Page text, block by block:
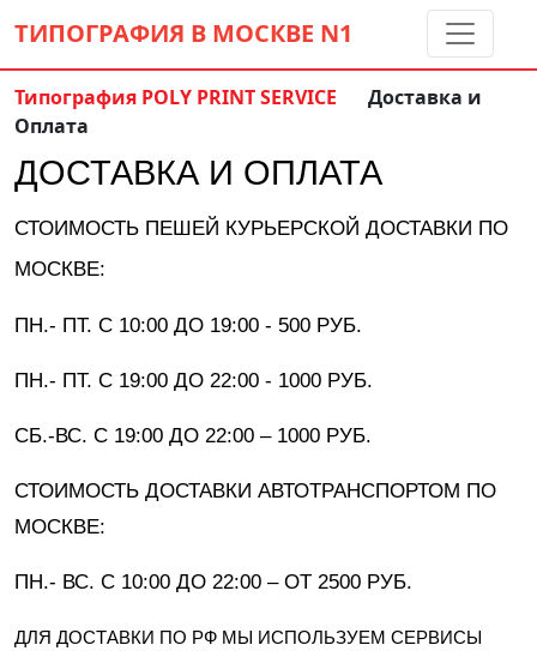
ТИПОГРАФИЯ В МОСКВЕ N1
Контакты:
8 495 797-35-59
звоните с 10 до 19 пн-сб
Типография POLY PRINT SERVICE
Доставка и
Оплата
ДОСТАВКА И ОПЛАТА
СТОИМОСТЬ ПЕШЕЙ КУРЬЕРСКОЙ ДОСТАВКИ ПО
МОСКВЕ:
ПН.- ПТ. С 10:00 ДО 19:00 - 500 РУБ.
ПН.- ПТ. С 19:00 ДО 22:00 - 1000 РУБ.
СБ.-ВС. С 19:00 ДО 22:00 – 1000 РУБ.
СТОИМОСТЬ ДОСТАВКИ АВТОТРАНСПОРТОМ ПО
МОСКВЕ:
ПН.- ВС. С 10:00 ДО 22:00 – ОТ 2500 РУБ.
ДЛЯ ДОСТАВКИ ПО РФ МЫ ИСПОЛЬЗУЕМ СЕРВИСЫ